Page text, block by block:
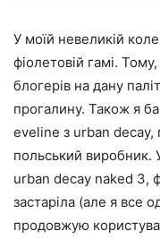
У моїй невеликій
фіолетовій гамі.
блогерів на дану
прогалину. Також я
eveline з urban decay,
польський виробник.
urban decay naked 3,
застаріла (але я все
продовжую